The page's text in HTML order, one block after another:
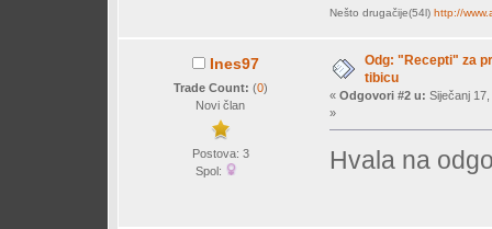
Nešto drugačije(54l) http://
Ines97
Trade Count: (0)
Novi član
Postova: 3
Spol:
Odg: "Recepti" za
tibicu
« Odgovori #2 u: Siječanj
»
Hvala na